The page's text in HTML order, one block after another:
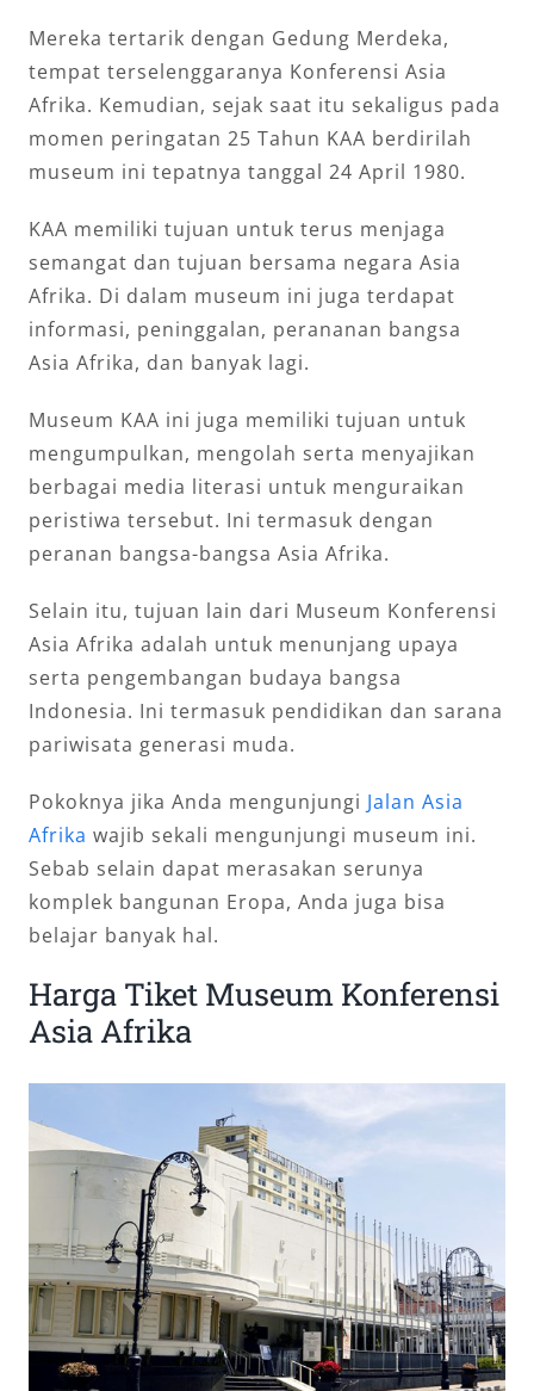
Mereka tertarik dengan Gedung Merdeka,
tempat terselenggaranya Konferensi Asia
Afrika. Kemudian, sejak saat itu sekaligus pada
momen peringatan 25 Tahun KAA berdirilah
museum ini tepatnya tanggal 24 April 1980.
KAA memiliki tujuan untuk terus menjaga
semangat dan tujuan bersama negara Asia
Afrika. Di dalam museum ini juga terdapat
informasi, peninggalan, perananan bangsa
Asia Afrika, dan banyak lagi.
Museum KAA ini juga memiliki tujuan untuk
mengumpulkan, mengolah serta menyajikan
berbagai media literasi untuk menguraikan
peristiwa tersebut. Ini termasuk dengan
peranan bangsa-bangsa Asia Afrika.
Selain itu, tujuan lain dari Museum Konferensi
Asia Afrika adalah untuk menunjang upaya
serta pengembangan budaya bangsa
Indonesia. Ini termasuk pendidikan dan sarana
pariwisata generasi muda.
Pokoknya jika Anda mengunjungi Jalan Asia
Afrika wajib sekali mengunjungi museum ini.
Sebab selain dapat merasakan serunya
komplek bangunan Eropa, Anda juga bisa
belajar banyak hal.
Harga Tiket Museum Konferensi
Asia Afrika